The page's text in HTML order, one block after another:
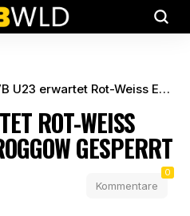
erwartet Rot-Weiss Essen – Franz Roggow gesperrt
ROT-WEISS
GESPERRT
Kommentare
0